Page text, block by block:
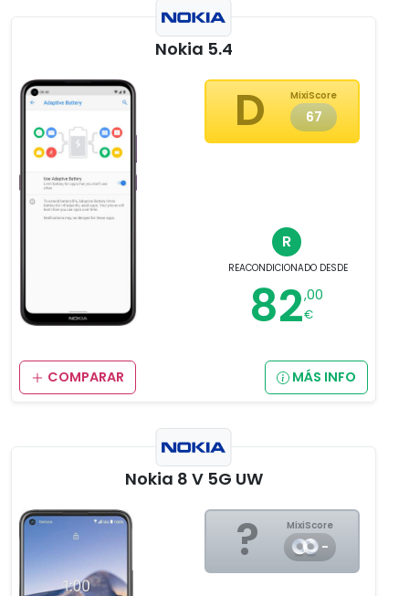
Nokia 5.4
D MixiScore
67
R
REACONDICIONADO DESDE
82,00
€
COMPARAR MÁS INFO
Nokia 8 V 5G UW
? MixiScore
-